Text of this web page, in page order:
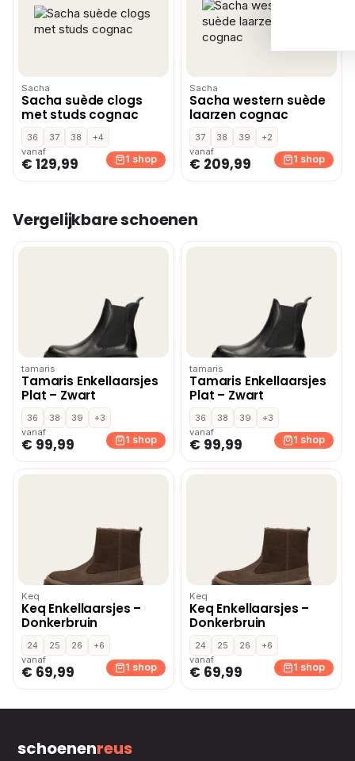
Sacha
Sacha suède clogs
met studs cognac
36 37 38
+4
vanaf
€ 129,99 1 shop
Sacha
Sacha western suède
laarzen cognac
37 38 39
+2
vanaf
€ 209,99 1 shop
Vergelijkbare schoenen
tamaris
Tamaris Enkellaarsjes
Plat – Zwart
36 38 39
+3
vanaf
€ 99,99 1 shop
tamaris
Tamaris Enkellaarsjes
Plat – Zwart
36 38 39
+3
vanaf
€ 99,99 1 shop
Keq
Keq Enkellaarsjes –
Donkerbruin
24 25 26
+6
vanaf
€ 69,99 1 shop
Keq
Keq Enkellaarsjes –
Donkerbruin
24 25 26
+6
vanaf
€ 69,99 1 shop
schoenenreus